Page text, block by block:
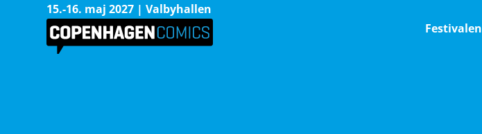
15.-16. maj 2027 | Valbyhallen
Festivalen